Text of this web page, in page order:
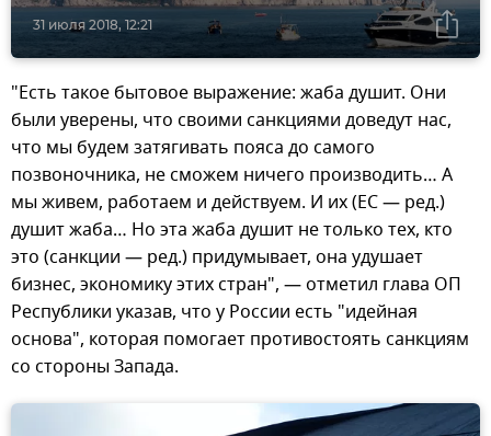
31 июля 2018, 12:21
"Есть такое бытовое выражение: жаба душит. Они
были уверены, что своими санкциями доведут нас,
что мы будем затягивать пояса до самого
позвоночника, не сможем ничего производить… А
мы живем, работаем и действуем. И их (ЕС — ред.)
душит жаба… Но эта жаба душит не только тех, кто
это (санкции — ред.) придумывает, она удушает
бизнес, экономику этих стран", — отметил глава ОП
Республики указав, что у России есть "идейная
основа", которая помогает противостоять санкциям
со стороны Запада.